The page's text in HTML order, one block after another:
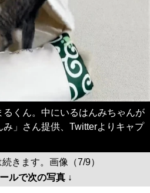
くん。中にいるはんみちゃんが
」さん提供、Twitterよりキャプ
きます。画像（7/9）
ルで次の写真 ↓